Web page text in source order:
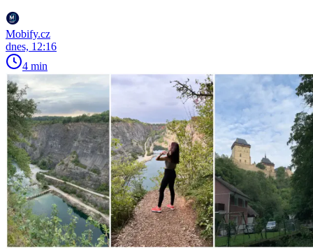
Mobify.cz
dnes, 12:16
4 min